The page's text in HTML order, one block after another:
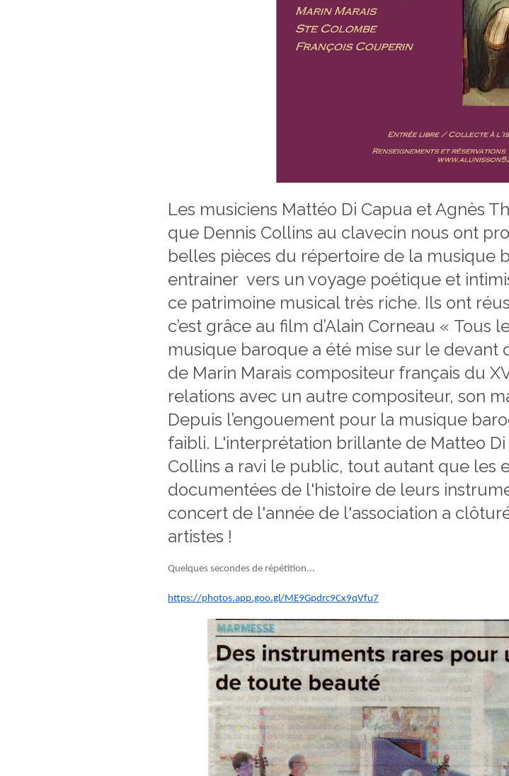
Les musiciens Mattéo Di Capua et Agnès
que Dennis Collins au clavecin nous ont
belles pièces du répertoire de la musique
entrainer vers un voyage poétique et
ce patrimoine musical très riche. Ils ont
c’est grâce au film d’Alain Corneau « Tous
musique baroque a été mise sur le devant
de Marin Marais compositeur français du
relations avec un autre compositeur, son
Depuis l’engouement pour la musique
faibli. L'interprétation brillante de Matteo
Collins a ravi le public, tout autant que les
documentées de l'histoire de leurs
concert de l'année de l'association a
artistes !
Quelques secondes de répétition...
https://photos.app.goo.gl/ME9Gpdrc9Cx9qVfu7